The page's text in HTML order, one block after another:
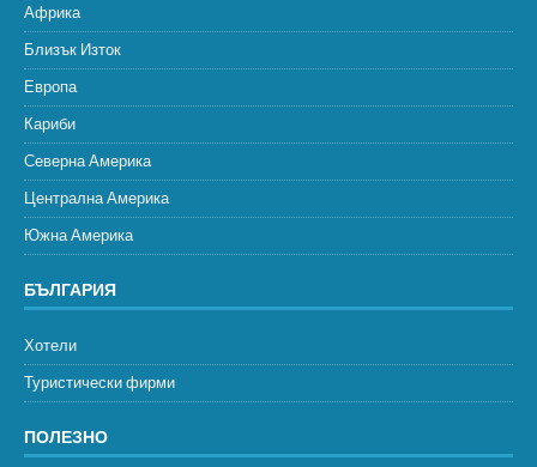
Африка
Близък Изток
Европа
Кариби
Северна Америка
Централна Америка
Южна Америка
БЪЛГАРИЯ
Хотели
Туристически фирми
ПОЛЕЗНО